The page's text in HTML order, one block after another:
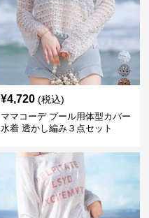
¥4,720 (税込)
ママコーデ プール用体型カバー
水着 透かし編み３点セット